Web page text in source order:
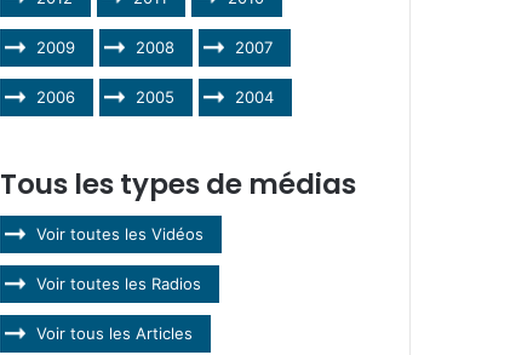
2009 2008 2007
2006 2005 2004
Tous les types de médias
Voir toutes les Vidéos
Voir toutes les Radios
Voir tous les Articles